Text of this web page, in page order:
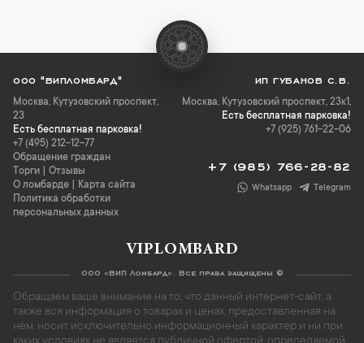
ООО "ВИПЛОМБАРД"
Москва, Кутузовский проспект,
23
Есть бесплатная парковка!
+7 (495) 212-12-77
Обращение граждан
Торги
Отзывы
О ломбарде
Карта сайта
Политика обработки
персональных данных
ИП ГУБАНОВ С.В.
Москва, Кутузовский проспект, 23к1,
Есть бесплатная парковка!
+7 (925) 761-22-06
+7 (985) 766-28-82
Whatsapp Telegram
VIPLOMBARD
ООО «ВИП Ломбард». Все права защищены ©
Обращаем ваше внимание на то, что данный интернет-сайт, а
также вся информация о товарах и ценах, предоставленная на
нём, носит исключительно информационный характер и ни при